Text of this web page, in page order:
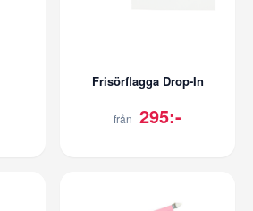
Frisörflagga Drop-In
från 295:-